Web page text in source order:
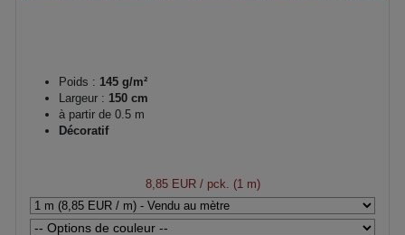
Poids : 145 g/m²
Largeur : 150 cm
à partir de 0.5 m
Décoratif
8,85 EUR/ pck. (1 m)